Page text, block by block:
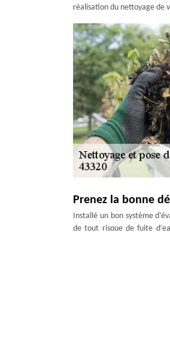
réalisation du nettoyage de
Prenez la bonne
Installé un bon système
de tout risque de fuite